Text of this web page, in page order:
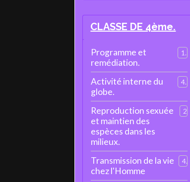
CLASSE DE 4ème.
Programme et
remédiation.
1
Activité interne du
globe.
4
Reproduction sexuée
et maintien des
espèces dans les
milieux.
Transmission de la vie
chez l'Homme
4